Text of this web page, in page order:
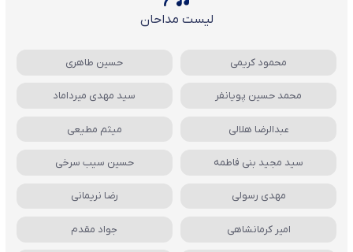
لیست مداحان
محمود کریمی حسین طاهری
محمد حسین پویانفر سید مهدی میرداماد
عبدالرضا هلالی میثم مطیعی
سید مجید بنی فاطمه حسین سیب سرخی
مهدی رسولی رضا نریمانی
امیر کرمانشاهی جواد مقدم